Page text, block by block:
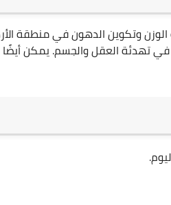
الوزن وتكوين الدهون في منطقة
في تهدئة العقل والجسم. يمكن
.